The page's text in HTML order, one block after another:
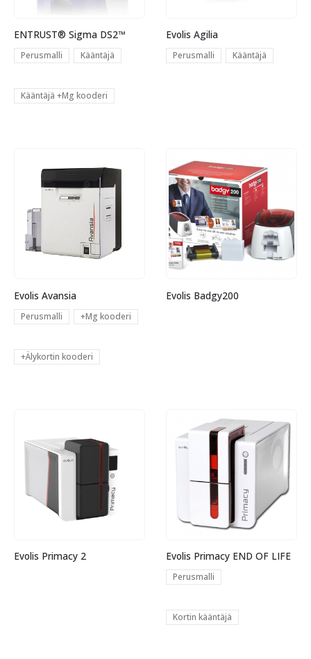
ENTRUST® Sigma DS2™
Perusmalli Kääntäjä
Kääntäjä +Mg kooderi
Evolis Agilia
Perusmalli Kääntäjä
Evolis Avansia
Perusmalli +Mg kooderi
+Älykortin kooderi
Evolis Badgy200
Evolis Primacy 2 Evolis Primacy END OF LIFE
Perusmalli
Kortin kääntäjä